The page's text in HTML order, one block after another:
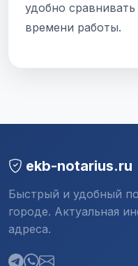
удобно
времени работы.
ekb-notarius.ru
Быстрый и удобный
городе. Актуальная
адреса.